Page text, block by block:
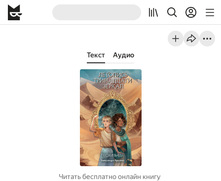
Текст Аудио
Читать бесплатно онлайн книгу